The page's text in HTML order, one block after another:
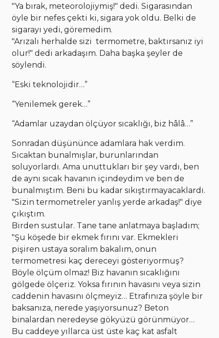
"Ya bırak, meteorolojiymiş!" dedi. Sigarasından
öyle bir nefes çekti ki, sigara yok oldu. Belki de
sigarayı yedi, göremedim.
"Arızalı herhalde sizi termometre, baktırsanız iyi
olur!" dedi arkadaşım. Daha başka şeyler de
söylendi.
“Eski teknolojidir…”
“Yenilemek gerek…”
“Adamlar uzaydan ölçüyor sıcaklığı, biz hâlâ…”
Sonradan düşününce adamlara hak verdim.
Sıcaktan bunalmışlar, burunlarından
soluyorlardı. Ama unuttukları bir şey vardı, ben
de aynı sıcak havanın içindeydim ve ben de
bunalmıştım. Beni bu kadar sıkıştırmayacaklardı.
"Sizin termometreler yanlış yerde arkadaş!" diye
çıkıştım.
Birden sustular. Tane tane anlatmaya başladım;
"Şu köşede bir ekmek fırını var. Ekmekleri
pişiren ustaya soralım bakalım, onun
termometresi kaç dereceyi gösteriyormuş?
Böyle ölçüm olmaz! Biz havanın sıcaklığını
gölgede ölçeriz. Yoksa fırının havasını veya sizin
caddenin havasını ölçmeyiz… Etrafınıza şöyle bir
baksanıza, nerede yaşıyorsunuz? Beton
binalardan neredeyse gökyüzü görünmüyor…
Bu caddeye yıllarca üst üste kaç kat asfalt